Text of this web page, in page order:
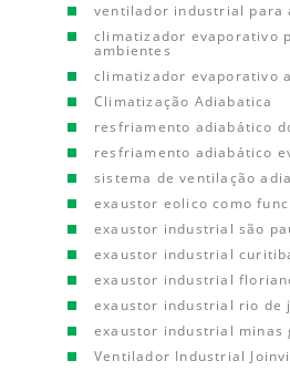
ventilador industrial para
climatizador evaporativo
ambientes
climatizador evaporativo
Climatização Adiabatica
resfriamento adiabático
resfriamento adiabático
sistema de ventilação
exaustor eolico como
exaustor industrial são
exaustor industrial
exaustor industrial
exaustor industrial rio de
exaustor industrial minas
Ventilador Industrial